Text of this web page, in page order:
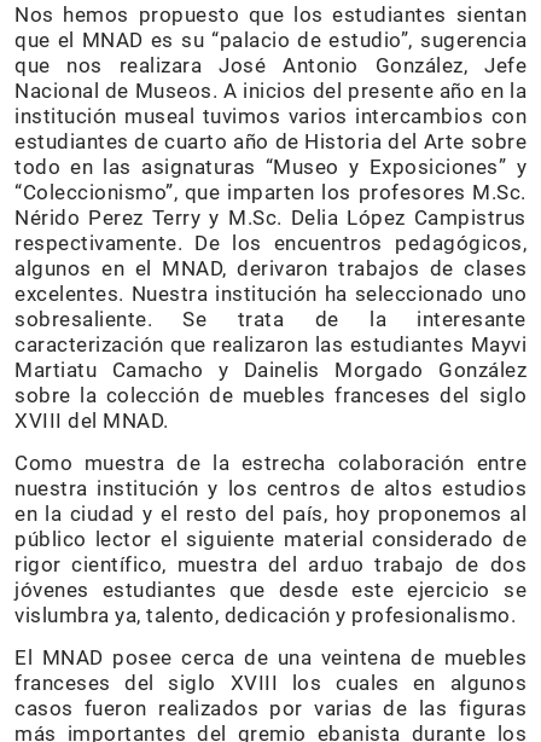
Nos hemos propuesto que los estudiantes sientan
que el MNAD es su “palacio de estudio”, sugerencia
que nos realizara José Antonio González, Jefe
Nacional de Museos. A inicios del presente año en la
institución museal tuvimos varios intercambios con
estudiantes de cuarto año de Historia del Arte sobre
todo en las asignaturas “Museo y Exposiciones” y
“Coleccionismo”, que imparten los profesores M.Sc.
Nérido Perez Terry y M.Sc. Delia López Campistrus
respectivamente. De los encuentros pedagógicos,
algunos en el MNAD, derivaron trabajos de clases
excelentes. Nuestra institución ha seleccionado uno
sobresaliente. Se trata de la interesante
caracterización que realizaron las estudiantes Mayvi
Martiatu Camacho y Dainelis Morgado González
sobre la colección de muebles franceses del siglo
XVIII del MNAD.
Como muestra de la estrecha colaboración entre
nuestra institución y los centros de altos estudios
en la ciudad y el resto del país, hoy proponemos al
público lector el siguiente material considerado de
rigor científico, muestra del arduo trabajo de dos
jóvenes estudiantes que desde este ejercicio se
vislumbra ya, talento, dedicación y profesionalismo.
El MNAD posee cerca de una veintena de muebles
franceses del siglo XVIII los cuales en algunos
casos fueron realizados por varias de las figuras
más importantes del gremio ebanista durante los